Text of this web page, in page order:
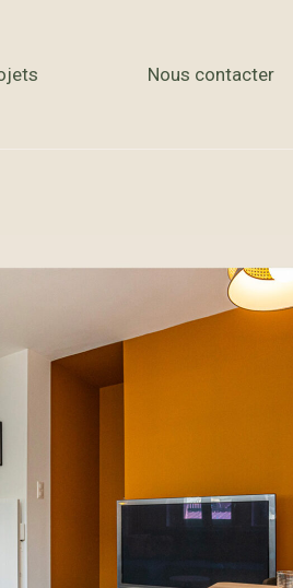
Nous contacter
– Clé en